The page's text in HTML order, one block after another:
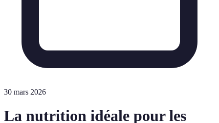
30 mars 2026
La nutrition idéale pour les